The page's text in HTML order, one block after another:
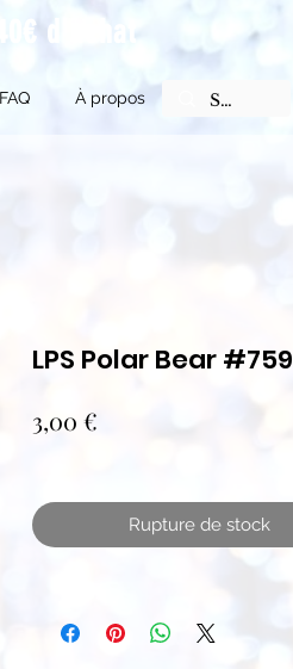
d'achat
FAQ À propos
LPS Polar Bear #759
3,00 €
Rupture de stock